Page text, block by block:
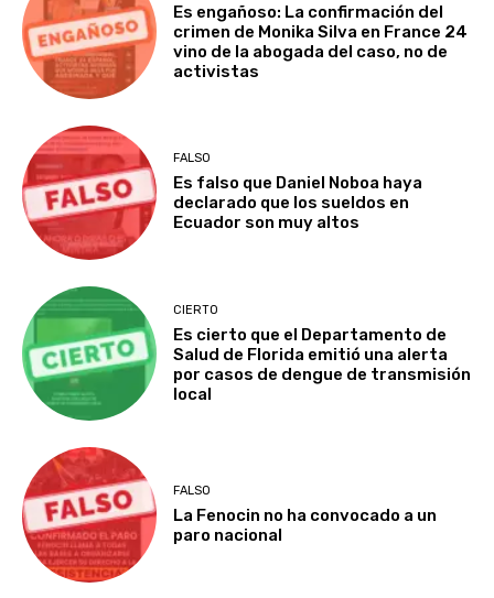
Es engañoso: La confirmación del
crimen de Monika Silva en France 24
vino de la abogada del caso, no de
activistas
FALSO
Es falso que Daniel Noboa haya
declarado que los sueldos en
Ecuador son muy altos
CIERTO
Es cierto que el Departamento de
Salud de Florida emitió una alerta
por casos de dengue de transmisión
local
FALSO
La Fenocin no ha convocado a un
paro nacional